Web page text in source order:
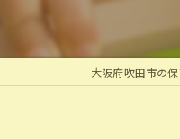
大阪府吹田市の